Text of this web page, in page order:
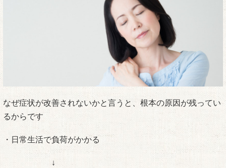
なぜ症状が改善されないかと言うと、根本の原因が残ってい
るからです
・日常生活で負荷がかかる
↓